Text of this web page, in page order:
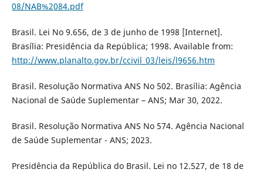
08/NAB%2084.pdf
Brasil. Lei No 9.656, de 3 de junho de 1998 [Internet].
Brasília: Presidência da República; 1998. Available from:
http://www.planalto.gov.br/ccivil_03/leis/l9656.htm
Brasil. Resolução Normativa ANS No 502. Brasília: Agência
Nacional de Saúde Suplementar – ANS; Mar 30, 2022.
Brasil. Resolução Normativa ANS No 574. Agência Nacional
de Saúde Suplementar - ANS; 2023.
Presidência da República do Brasil. Lei no 12.527, de 18 de